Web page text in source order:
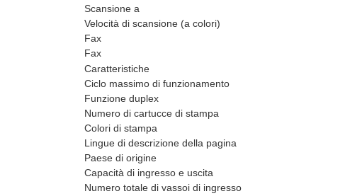
Scansione a
Velocità di scansione (a colori)
Fax
Fax
Caratteristiche
Ciclo massimo di funzionamento
Funzione duplex
Numero di cartucce di stampa
Colori di stampa
Lingue di descrizione della pagina
Paese di origine
Capacità di ingresso e uscita
Numero totale di vassoi di ingresso